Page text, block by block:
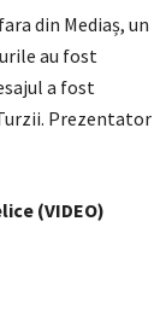
din Mediaș, un
au fost
a fost
Prezentator
(VIDEO)